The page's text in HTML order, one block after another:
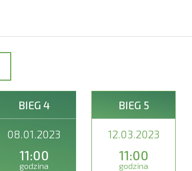
BIEG 4
08.01.2023
11:00
godzina
BIEG 5
12.03.2023
11:00
godzina